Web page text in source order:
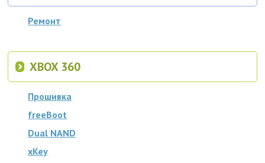
Ремонт
XBOX 360
Прошивка
freeBoot
Dual NAND
xKey